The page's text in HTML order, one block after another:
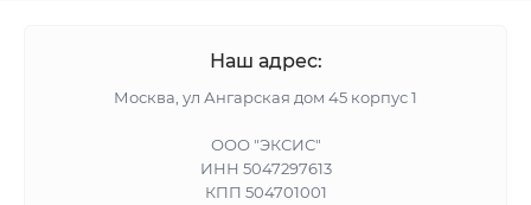
Наш адрес:
Москва, ул Ангарская дом 45 корпус 1
ООО "ЭКСИС"
ИНН 5047297613
КПП 504701001